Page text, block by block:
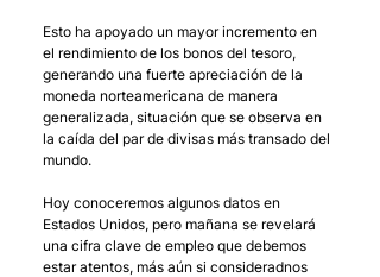
Esto ha apoyado un mayor incremento en
el rendimiento de los bonos del tesoro,
generando una fuerte apreciación de la
moneda norteamericana de manera
generalizada, situación que se observa en
la caída del par de divisas más transado del
mundo.
Hoy conoceremos algunos datos en
Estados Unidos, pero mañana se revelará
una cifra clave de empleo que debemos
estar atentos, más aún si consideradnos